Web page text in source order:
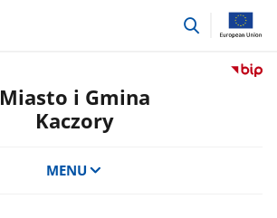
przejdź
Przejdź
Miasto i Gmina
Kaczory
MENU